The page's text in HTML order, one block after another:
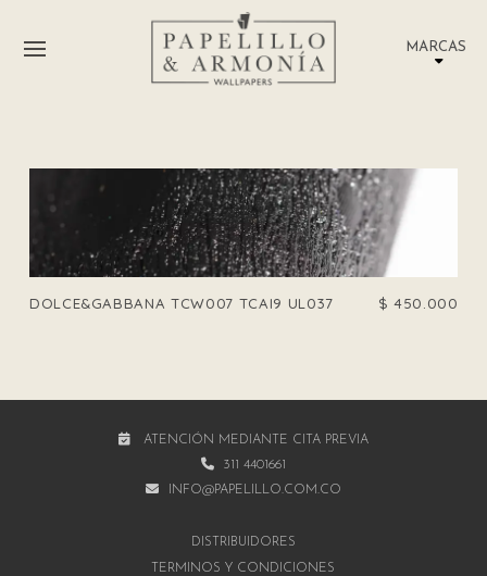
MARCAS
DOLCE&GABBANA TCW007 TCAI9 UL037 $ 450.000
ATENCIÓN MEDIANTE CITA PREVIA
311 4401661
INFO@PAPELILLO.COM.CO
DISTRIBUIDORES
TÉRMINOS Y CONDICIONES